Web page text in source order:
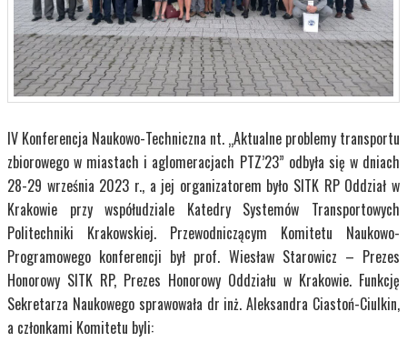
IV Konferencja Naukowo-Techniczna nt. „Aktualne problemy transportu
zbiorowego w miastach i aglomeracjach PTZ’23” odbyła się w dniach
28-29 września 2023 r., a jej organizatorem było SITK RP Oddział w
Krakowie przy współudziale Katedry Systemów Transportowych
Politechniki Krakowskiej. Przewodniczącym Komitetu Naukowo-
Programowego konferencji był prof. Wiesław Starowicz – Prezes
Honorowy SITK RP, Prezes Honorowy Oddziału w Krakowie. Funkcję
Sekretarza Naukowego sprawowała dr inż. Aleksandra Ciastoń-Ciulkin,
a członkami Komitetu byli: